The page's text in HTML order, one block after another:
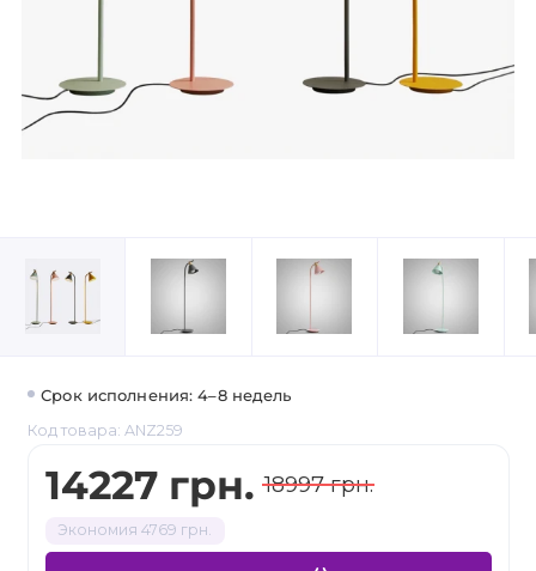
Срок исполнения: 4–8 недель
Код товара: ANZ259
14227 грн. 18997 грн.
Экономия 4769 грн.